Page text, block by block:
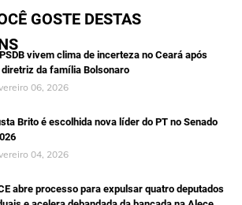
GOSTE DESTAS
vivem clima de incerteza no Ceará após
diretriz da família Bolsonaro
06, 2026
Brito é escolhida nova líder do PT no Senado
04, 2026
abre processo para expulsar quatro deputados